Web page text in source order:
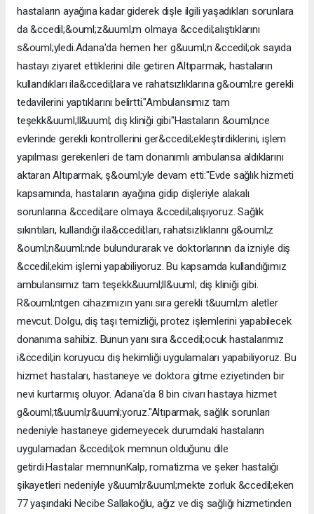
hastaların ayağına kadar giderek dişle ilgili yaşadıkları sorunlara
da &ccedil;&ouml;z&uuml;m olmaya &ccedil;alıştıklarını
s&ouml;yledi.Adana'da hemen her g&uuml;n &ccedil;ok sayıda
hastayı ziyaret ettiklerini dile getiren Altıparmak, hastaların
kullandıkları ila&ccedil;lara ve rahatsızlıklarına g&ouml;re gerekli
tedavilerini yaptıklarını belirtti."Ambulansımız tam
teşekk&uuml;ll&uuml; diş kliniği gibi"Hastaların &ouml;nce
evlerinde gerekli kontrollerini ger&ccedil;ekleştirdiklerini, işlem
yapılması gerekenleri de tam donanımlı ambulansa aldıklarını
aktaran Altıparmak, ş&ouml;yle devam etti:"Evde sağlık hizmeti
kapsamında, hastaların ayağına gidip dişleriyle alakalı
sorunlarına &ccedil;are olmaya &ccedil;alışıyoruz. Sağlık
sıkıntıları, kullandığı ila&ccedil;ları, rahatsızlıklarını g&ouml;z
&ouml;n&uuml;nde bulundurarak ve doktorlarının da izniyle diş
&ccedil;ekim işlemi yapabiliyoruz. Bu kapsamda kullandığımız
ambulansımız tam teşekk&uuml;ll&uuml; diş kliniği gibi.
R&ouml;ntgen cihazımızın yanı sıra gerekli t&uuml;m aletler
mevcut. Dolgu, diş taşı temizliği, protez işlemlerini yapabilecek
donanıma sahibiz. Bunun yanı sıra &ccedil;ocuk hastalarımız
i&ccedil;in koruyucu diş hekimliği uygulamaları yapabiliyoruz. Bu
hizmet hastaları, hastaneye ve doktora gitme eziyetinden bir
nevi kurtarmış oluyor. Adana'da 8 bin civarı hastaya hizmet
g&ouml;t&uuml;r&uuml;yoruz."Altıparmak, sağlık sorunları
nedeniyle hastaneye gidemeyecek durumdaki hastaların
uygulamadan &ccedil;ok memnun olduğunu dile
getirdi.Hastalar memnunKalp, romatizma ve şeker hastalığı
şikayetleri nedeniyle y&uuml;r&uuml;mekte zorluk &ccedil;eken
77 yaşındaki Necibe Sallakoğlu, ağız ve diş sağlığı hizmetinden